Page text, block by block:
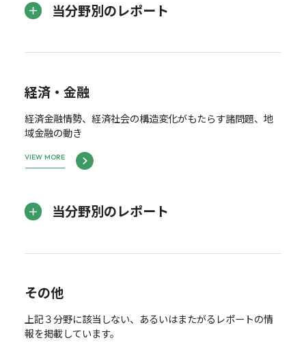
当分野別のレポート
経済・金融
経済金融情勢、経済社会の構造変化がもたらす諸問題、地
域金融の動き
VIEW MORE
当分野別のレポート
その他
上記３分野に該当しない、あるいはまたがるレポートの情
報を掲載しています。